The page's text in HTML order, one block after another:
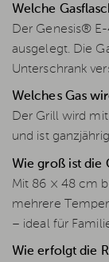
Welche
Der Genesis®
ausgelegt. Die
Unterschrank
Welches Gas
Der Grill wird
und ist
Wie groß ist die
Mit 86 × 48 cm
mehrere
– ideal für
Wie erfolgt die